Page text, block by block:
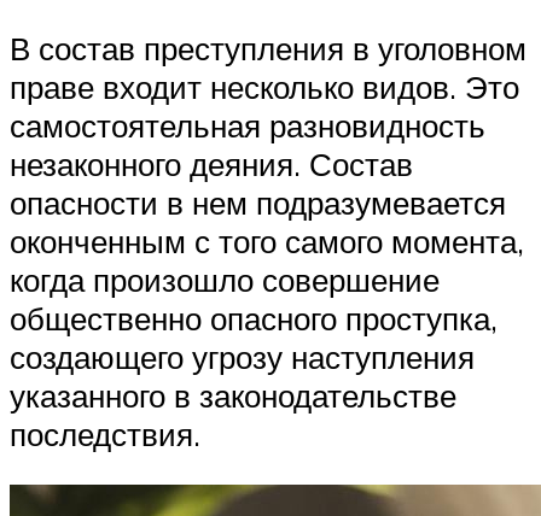
В состав преступления в уголовном
праве входит несколько видов. Это
самостоятельная разновидность
незаконного деяния. Состав
опасности в нем подразумевается
оконченным с того самого момента,
когда произошло совершение
общественно опасного проступка,
создающего угрозу наступления
указанного в законодательстве
последствия.